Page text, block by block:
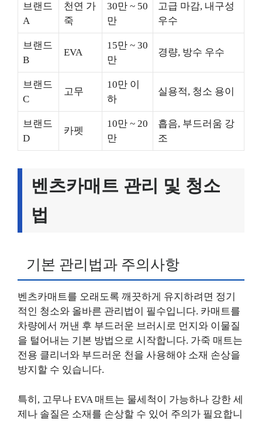
브랜드
A
천연 가
죽
30만 ~ 50
만
고급 마감, 내구성
우수
브랜드
B
EVA
15만 ~ 30
만
경량, 방수 우수
브랜드
C
고무
10만 이
하
실용적, 청소 용이
브랜드
D
카펫
10만 ~ 20
만
흡음, 부드러움 강
조
벤츠카매트 관리 및 청소
법
기본 관리법과 주의사항
벤츠카매트를 오래도록 깨끗하게 유지하려면 정기
적인 청소와 올바른 관리법이 필수입니다. 카매트를
차량에서 꺼낸 후 부드러운 브러시로 먼지와 이물질
을 털어내는 기본 방법으로 시작합니다. 가죽 매트는
전용 클리너와 부드러운 천을 사용해야 소재 손상을
방지할 수 있습니다.
특히, 고무나 EVA 매트는 물세척이 가능하나 강한 세
제나 솔질은 소재를 손상할 수 있어 주의가 필요합니